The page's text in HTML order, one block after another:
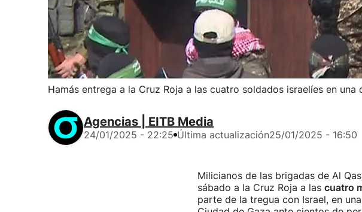
Hamás entrega a la Cruz Roja a las cuatro soldados israelíes en
Agencias | EITB Media
24/01/2025 - 22:25 Última actualización25/01/2025 - 16:50
Milicianos de las brigadas de Al
sábado a la Cruz Roja a las cuatro
parte de la tregua con Israel, en